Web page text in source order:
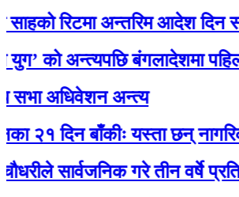
रिटमा अन्तरिम आदेश दिन
को अन्त्यपछि बंगलादेशमा पहिलो
अधिवेशन अन्त्य
दिन बाँकीः यस्ता छन् नागरिक
सार्वजनिक गरे तीन वर्षे